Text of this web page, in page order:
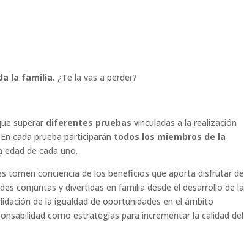
la familia. ¿Te la vas a perder?
superar diferentes pruebas vinculadas a la realización
En cada prueba participarán todos los miembros de la
de cada uno.
tomen conciencia de los beneficios que aporta disfrutar de
conjuntas y divertidas en familia desde el desarrollo de la
de la igualdad de oportunidades en el ámbito
como estrategias para incrementar la calidad del